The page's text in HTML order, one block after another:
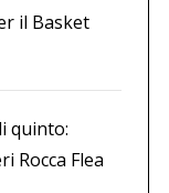
il Basket
quinto:
Rocca Flea